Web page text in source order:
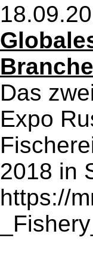
Das
Expo
2018 in
https://